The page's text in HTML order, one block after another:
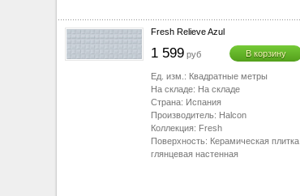
Fresh Relieve Azul
1 599 руб В корзину
Ед. изм.: Квадратные метры
На складе: На складе
Страна: Испания
Производитель: Halcon
Коллекция: Fresh
Поверхность: Керамическая плитка
глянцевая настенная